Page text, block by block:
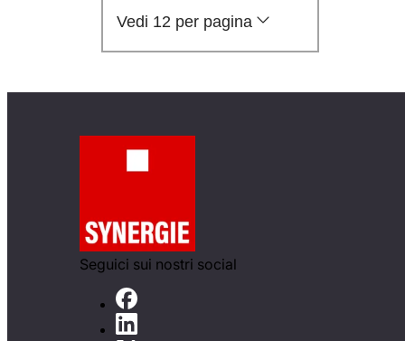
Vedi 12 per pagina
Seguici sui nostri social